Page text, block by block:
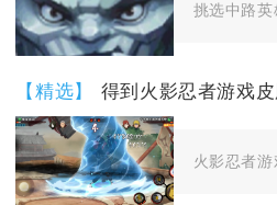
挑选中路
【精选】
火影忍者